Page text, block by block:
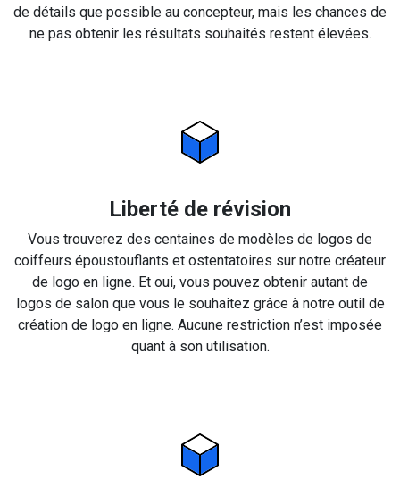
de détails que possible au concepteur, mais les chances de
ne pas obtenir les résultats souhaités restent élevées.
Liberté de révision
Vous trouverez des centaines de modèles de logos de
coiffeurs époustouflants et ostentatoires sur notre créateur
de logo en ligne. Et oui, vous pouvez obtenir autant de
logos de salon que vous le souhaitez grâce à notre outil de
création de logo en ligne. Aucune restriction n’est imposée
quant à son utilisation.